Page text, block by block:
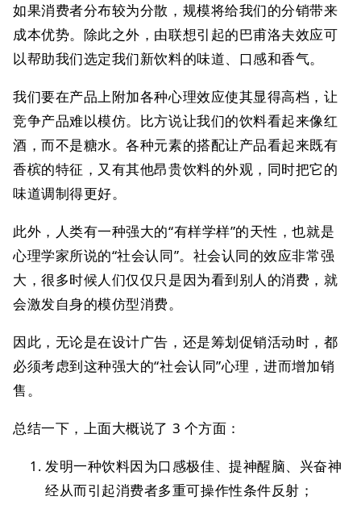
如果消费者分布较为分散，规模将给我们的分销带来
成本优势。除此之外，由联想引起的巴甫洛夫效应可
以帮助我们选定我们新饮料的味道、口感和香气。
我们要在产品上附加各种心理效应使其显得高档，让
竞争产品难以模仿。比方说让我们的饮料看起来像红
酒，而不是糖水。各种元素的搭配让产品看起来既有
香槟的特征，又有其他昂贵饮料的外观，同时把它的
味道调制得更好。
此外，人类有一种强大的“有样学样”的天性，也就是
心理学家所说的“社会认同”。社会认同的效应非常强
大，很多时候人们仅仅只是因为看到别人的消费，就
会激发自身的模仿型消费。
因此，无论是在设计广告，还是筹划促销活动时，都
必须考虑到这种强大的“社会认同”心理，进而增加销
售。
总结一下，上面大概说了 3 个方面：
发明一种饮料因为口感极佳、提神醒脑、兴奋神
经从而引起消费者多重可操作性条件反射；